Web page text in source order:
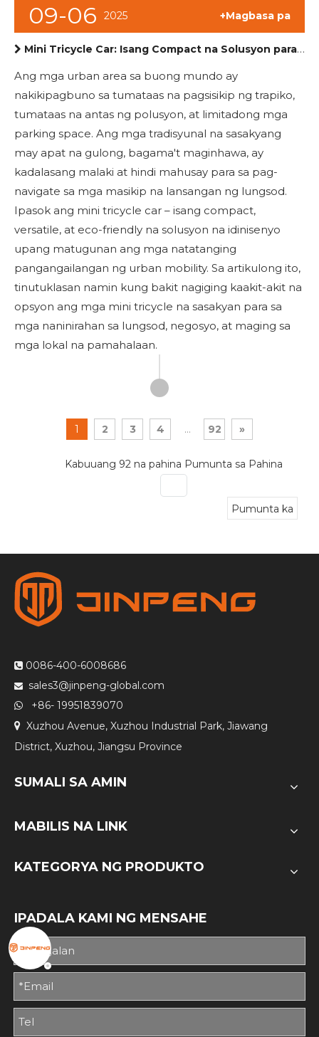
09-06 2025 +Magbasa pa
Mini Tricycle Car: Isang Compact na Solusyon para sa Urban Mobility
Ang mga urban area sa buong mundo ay
nakikipagbuno sa tumataas na pagsisikip ng trapiko,
tumataas na antas ng polusyon, at limitadong mga
parking space. Ang mga tradisyunal na sasakyang
may apat na gulong, bagama't maginhawa, ay
kadalasang malaki at hindi mahusay para sa pag-
navigate sa mga masikip na lansangan ng lungsod.
Ipasok ang mini tricycle car – isang compact,
versatile, at eco-friendly na solusyon na idinisenyo
upang matugunan ang mga natatanging
pangangailangan ng urban mobility. Sa artikulong ito,
tinutuklasan namin kung bakit nagiging kaakit-akit na
opsyon ang mga mini tricycle na sasakyan para sa
mga naninirahan sa lungsod, negosyo, at maging sa
mga lokal na pamahalaan.
1 2 3 4 ... 92 »
Kabuuang 92 na pahina Pumunta sa Pahina
Pumunta ka
 0086-400-6008686
 sales3@jinpeng-global.com
 +86- 19951839070
 Xuzhou Avenue, Xuzhou Industrial Park, Jiawang
District, Xuzhou, Jiangsu Province
SUMALI SA AMIN
MABILIS NA LINK
KATEGORYA NG PRODUKTO
IPADALA KAMI NG MENSAHE